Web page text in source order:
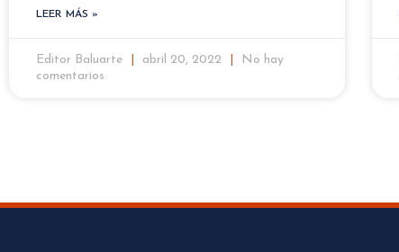
LEER MÁS »
Editor Baluarte abril 20, 2022
No hay
comentarios